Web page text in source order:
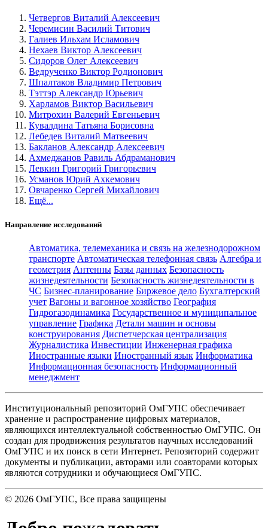
Четвергов Виталий Алексеевич
Черемисин Василий Титович
Галиев Ильхам Исламович
Нехаев Виктор Алексеевич
Сидоров Олег Алексеевич
Ведрученко Виктор Родионович
Шпалтаков Владимир Петрович
Тэттэр Александр Юрьевич
Харламов Виктор Васильевич
Митрохин Валерий Евгеньевич
Кувалдина Татьяна Борисовна
Лебедев Виталий Матвеевич
Бакланов Александр Алексеевич
Ахмеджанов Равиль Абдраманович
Левкин Григорий Григорьевич
Усманов Юрий Ахкемович
Овчаренко Сергей Михайлович
Ещё...
Направление исследований
Автоматика, телемеханика и связь на железнодорожном
транспорте Автоматическая телефонная связь Алгебра и
геометрия Антенны Базы данных Безопасность
жизнедеятельности Безопасность жизнедеятельности в
ЧС Бизнес-планирование Биржевое дело Бухгалтерский
учет Вагоны и вагонное хозяйство География
Гидрогазодинамика Государственное и муниципальное
управление Графика Детали машин и основы
конструирования Диспетчерская централизация
Журналистика Инвестиции Инженерная графика
Иностранные языки Иностранный язык Информатика
Информационная безопасность Информационный
менеджмент
Институциональный репозиторий ОмГУПС обеспечивает
хранение и распространение цифровых материалов,
являющихся интеллектуальной собственностью ОмГУПС. Он
создан для продвижения результатов научных исследований
ОмГУПС и их поиск в сети Интернет. Репозиторий содержит
документы и публикации, авторами или соавторами которых
являются сотрудники и обучающиеся ОмГУПС.
© 2026 ОмГУПС, Все права защищены